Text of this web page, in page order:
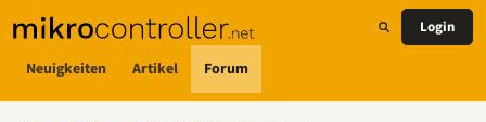
Neuigkeiten Artikel Forum
Login